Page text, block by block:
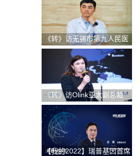
医药创新，“构象选择机制”
开辟药物动态设计新纪元
《转》访无锡市第九人民医
院科教科主任赵刚
《转》访Olink亚太副总裁
Andrea Ballagi博士：新一
代蛋白组学如何加速精准医
疗新进程
【我的2022】瑞普基因首席